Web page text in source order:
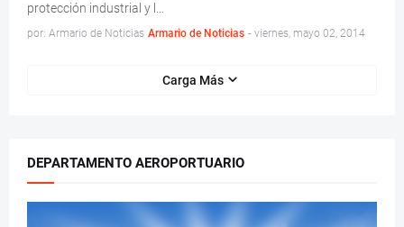
protección industrial y l…
por: Armario de Noticias Armario de Noticias - viernes, mayo 02, 2014
Carga Más
DEPARTAMENTO AEROPORTUARIO